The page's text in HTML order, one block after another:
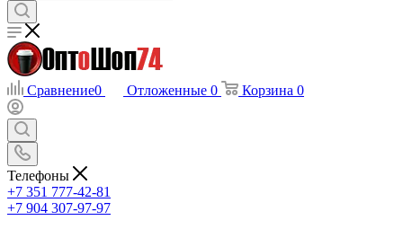
Сравнение0 Отложенные 0 Корзина 0
Телефоны
+7 351 777-42-81
+7 904 307-97-97